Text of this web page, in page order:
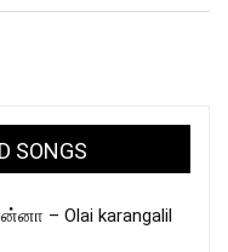
SONGS
– Olai karangalil